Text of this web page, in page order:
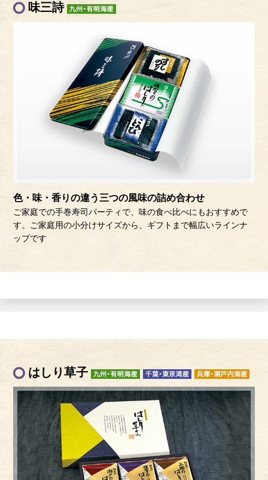
味三詩
色・味・香りの違う三つの風味の詰め合わせ
ご家庭での手巻寿司パーティで、味の食べ比べにもおすすめで
す。ご家庭用の小分けサイズから、ギフトまで幅広いラインナ
ップです
はしり草子